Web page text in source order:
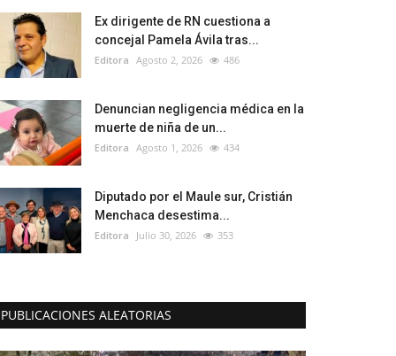
Ex dirigente de RN cuestiona a
concejal Pamela Ávila tras...
Editora Agosto 2, 2026 486
Denuncian negligencia médica en la
muerte de niña de un...
Editora Agosto 1, 2026 434
Diputado por el Maule sur, Cristián
Menchaca desestima...
Editora Julio 30, 2026 353
PUBLICACIONES ALEATORIAS